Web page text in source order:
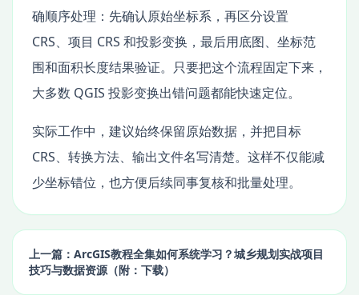
确顺序处理：先确认原始坐标系，再区分设置
CRS、项目 CRS 和投影变换，最后用底图、坐标范
围和面积长度结果验证。只要把这个流程固定下来，
大多数 QGIS 投影变换出错问题都能快速定位。
实际工作中，建议始终保留原始数据，并把目标
CRS、转换方法、输出文件名写清楚。这样不仅能减
少坐标错位，也方便后续同事复核和批量处理。
上一篇：ArcGIS教程全集如何系统学习？城乡规划实战项目
技巧与数据资源（附：下载）